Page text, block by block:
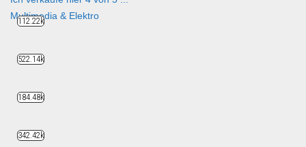
Multimedia & Elektro
112.22k
522.14k
184.48k
342.42k